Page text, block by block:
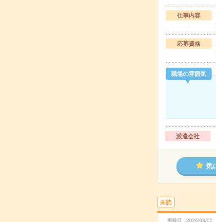
仕事内容
応募資格
職場の雰囲気
派遣会社
気
未読
掲載日 2026/08/05